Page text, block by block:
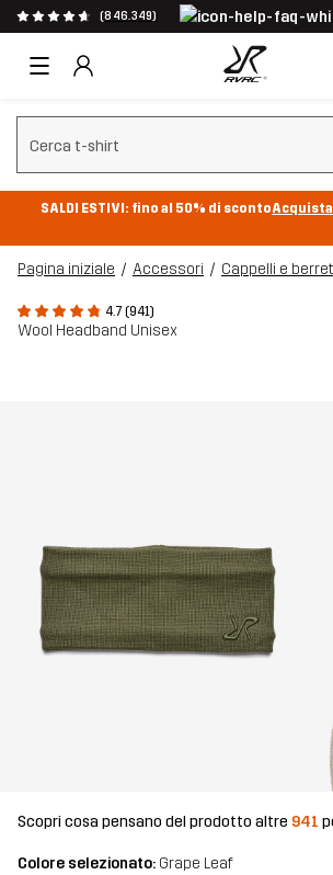
(846.349)
Cancella ricerca
SALDI ESTIVI: fino al 50% di sconto
Pagina iniziale Accessori Cappelli e
4.7 (941)
Wool Headband Unisex
Scopri cosa pensano del prodotto altre 941
Colore selezionato: Grape Leaf